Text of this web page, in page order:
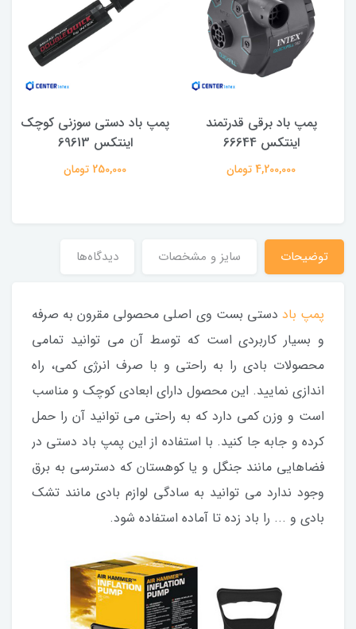
پمپ باد برقی قدرتمند
اینتکس 66644
4,200,000 تومان
پمپ باد دستی سوزنی کوچک
اینتکس 69613
250,000 تومان
توضیحات سایز و مشخصات دیدگاه‌ها
پمپ باد دستی بست وی اصلی محصولی مقرون به صرفه
و بسیار کاربردی است که توسط آن می توانید تمامی
محصولات بادی را به راحتی و با صرف انرژی کمی، راه
اندازی نمایید. این محصول دارای ابعادی کوچک و مناسب
است و وزن کمی دارد که به راحتی می توانید آن را حمل
کرده و جابه جا کنید. با استفاده از این پمپ باد دستی در
فضاهایی مانند جنگل و یا کوهستان که دسترسی به برق
وجود ندارد می توانید به سادگی لوازم بادی مانند تشک
بادی و ... را باد زده تا آماده استفاده شود.